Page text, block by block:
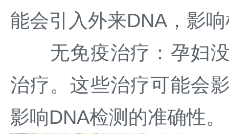
能会引入外来DNA，影
无免疫治疗：孕妇没
治疗。这些治疗可能会
影响DNA检测的准确性。